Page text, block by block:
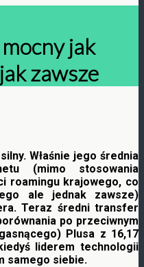
jak
zawsze
Właśnie jego średnia
(mimo stosowania
roamingu krajowego, co
ale jednak zawsze)
Teraz średnitransfer
po przeciwnym
Plusa z 16,17
liderem technologii
samego siebie.